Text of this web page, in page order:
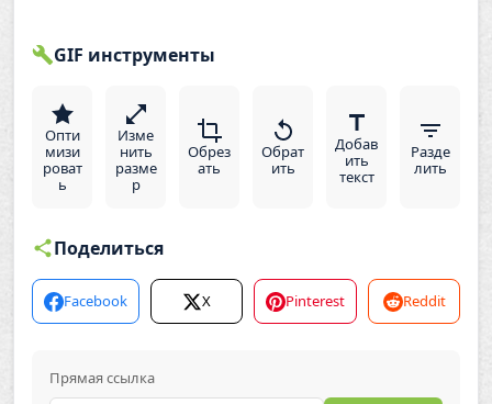
GIF инструменты
Опти
мизи
роват
ь
Изме
нить
разме
р
Обрез
ать
Обрат
ить
Добав
ить
текст
Разде
лить
Поделиться
Facebook X Pinterest Reddit
Прямая ссылка